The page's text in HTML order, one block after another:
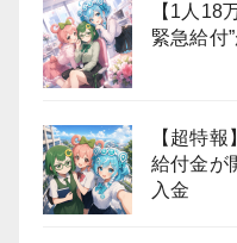
【1人18
緊急給付
【超特
給付金が
入金